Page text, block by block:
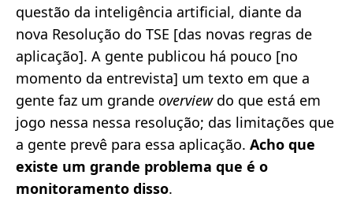
questão da inteligência artificial, diante da
nova Resolução do TSE [das novas regras de
aplicação]. A gente publicou há pouco [no
momento da entrevista] um texto em que a
gente faz um grande overviewdo que está em
jogo nessa nessa resolução; das limitações que
a gente prevê para essa aplicação. Acho que
existe um grande problema que é o
monitoramento disso.